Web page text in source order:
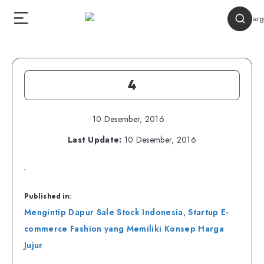
4
10 Desember, 2016
Last Update: 10 Desember, 2016
Published in:
Navigasi
pos
Mengintip Dapur Sale Stock Indonesia, Startup E-
commerce Fashion yang Memiliki Konsep Harga
Jujur